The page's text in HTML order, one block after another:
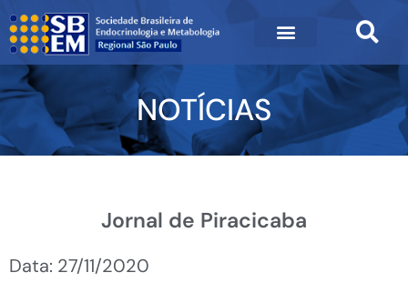
NOTÍCIAS
Jornal de Piracicaba
Data: 27/11/2020